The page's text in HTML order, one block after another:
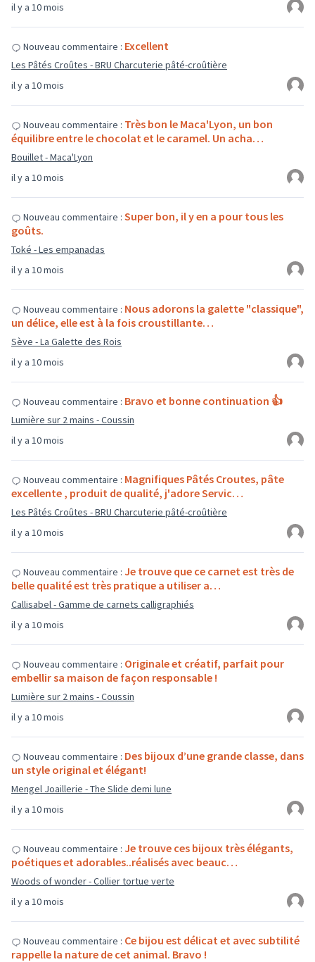
il y a 10 mois
il y a 10 mois
Nouveau commentaire : Excellent
Les Pâtés Croûtes - BRU Charcuterie pâté-croûtière
il y a 10 mois
Nouveau commentaire : Très bon le Maca'Lyon, un bon
équilibre entre le chocolat et le caramel. Un acha…
Bouillet - Maca'Lyon
il y a 10 mois
Nouveau commentaire : Super bon, il y en a pour tous les
goûts.
Toké - Les empanadas
il y a 10 mois
Nouveau commentaire : Nous adorons la galette "classique",
un délice, elle est à la fois croustillante…
Sève - La Galette des Rois
il y a 10 mois
Nouveau commentaire : Bravo et bonne continuation 👍
Lumière sur 2 mains - Coussin
il y a 10 mois
Nouveau commentaire : Magnifiques Pâtés Croutes, pâte
excellente , produit de qualité, j'adore Servic…
Les Pâtés Croûtes - BRU Charcuterie pâté-croûtière
il y a 10 mois
Nouveau commentaire : Je trouve que ce carnet est très de
belle qualité est très pratique a utiliser a…
Callisabel - Gamme de carnets calligraphiés
il y a 10 mois
Nouveau commentaire : Originale et créatif, parfait pour
embellir sa maison de façon responsable !
Lumière sur 2 mains - Coussin
il y a 10 mois
Nouveau commentaire : Des bijoux d’une grande classe, dans
un style original et élégant!
Mengel Joaillerie - The Slide demi lune
il y a 10 mois
Nouveau commentaire : Je trouve ces bijoux très élégants,
poétiques et adorables..réalisés avec beauc…
Woods of wonder - Collier tortue verte
Nouveau commentaire : Ce bijou est délicat et avec subtilité
rappelle la nature de cet animal. Bravo !